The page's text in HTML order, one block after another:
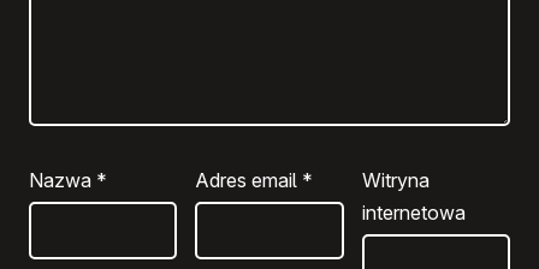
Nazwa * Adres email *
Witryna
internetowa